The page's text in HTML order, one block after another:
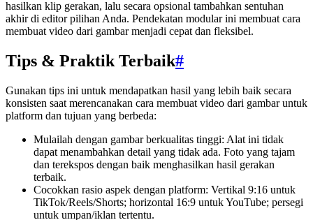
hasilkan klip gerakan, lalu secara opsional tambahkan sentuhan
akhir di editor pilihan Anda. Pendekatan modular ini membuat cara
membuat video dari gambar menjadi cepat dan fleksibel.
Tips & Praktik Terbaik#
Gunakan tips ini untuk mendapatkan hasil yang lebih baik secara
konsisten saat merencanakan cara membuat video dari gambar untuk
platform dan tujuan yang berbeda:
Mulailah dengan gambar berkualitas tinggi: Alat ini tidak
dapat menambahkan detail yang tidak ada. Foto yang tajam
dan terekspos dengan baik menghasilkan hasil gerakan
terbaik.
Cocokkan rasio aspek dengan platform: Vertikal 9:16 untuk
TikTok/Reels/Shorts; horizontal 16:9 untuk YouTube; persegi
untuk umpan/iklan tertentu.